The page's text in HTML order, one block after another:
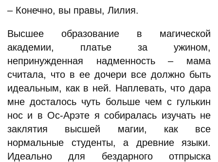
– Конечно, вы правы, Лилия.
Высшее образование в магической
академии, платье за ужином,
непринужденная надменность – мама
считала, что в ее дочери все должно быть
идеальным, как в ней. Наплевать, что дара
мне досталось чуть больше чем с гулькин
нос и в Ос-Арэте я собиралась изучать не
заклятия высшей магии, как все
нормальные студенты, а древние языки.
Идеально для бездарного отпрыска